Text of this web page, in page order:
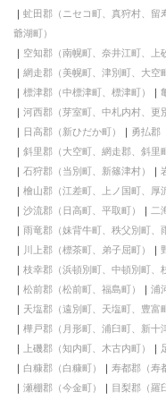
虻田郡（ニセコ町、真狩村、留
爺湖町）
空知郡（南幌町、奈井江町、上
網走郡（美幌町、津別町、大空
標津郡（中標津町、標津町）
河西郡（芽室町、中札内村、更
日高郡（新ひだか町）
勇払郡
斜里郡（大空町、網走郡、斜里
石狩郡（当別町、新篠津村）
檜山郡（江差町、上ノ国町、厚
沙流郡（日高町、平取町）
二
雨竜郡（妹背牛町、秩父別町、
川上郡（標茶町、弟子屈町）
枝幸郡（浜頓別町、中頓別町、
松前郡（松前町、福島町）
浦
天塩郡（遠別町、天塩町、豊富
樺戸郡（月形町、浦臼町、新十
上磯郡（知内町、木古内町）
白糠郡（白糠町）
寿都郡（寿
瀬棚郡（今金町）
目梨郡（羅